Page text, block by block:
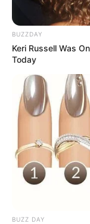
BUZZDAY
Keri Russell Was
Today
BUZZ DAY